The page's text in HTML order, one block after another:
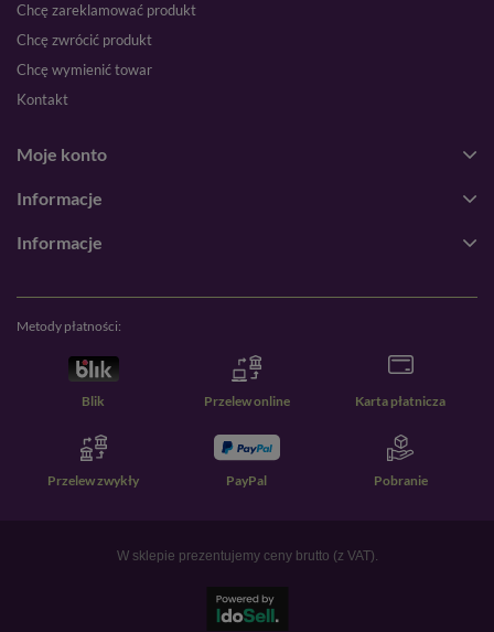
Chcę zareklamować produkt
Chcę zwrócić produkt
Chcę wymienić towar
Kontakt
Moje konto
Informacje
Informacje
Metody płatności:
Blik Przelew online Karta płatnicza
Przelew zwykły PayPal Pobranie
W sklepie prezentujemy ceny brutto (z VAT).